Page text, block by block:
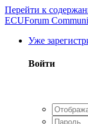
Перейти к
ECUForum
Уже
Войти